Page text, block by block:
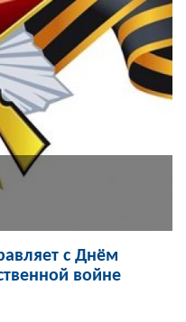
с Днём
войне